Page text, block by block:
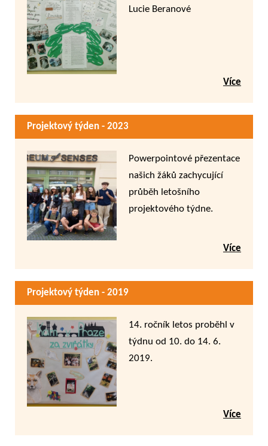
Lucie Beranové
Více
Projektový týden - 2023
Powerpointové přezentace
našich žáků zachycující
průběh letošního
projektového týdne.
Více
Projektový týden - 2019
14. ročník letos proběhl v
týdnu od 10. do 14. 6.
2019.
Více